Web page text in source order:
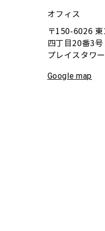
オフィス
〒150-6026
四丁目20番3
プレイスタワ
Google map